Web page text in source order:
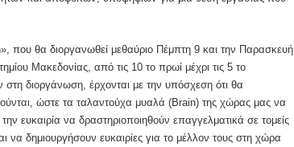
που θα διοργανωθεί μεθαύριο Πέμπτη 9 και την Παρασκευή
Μακεδονίας, από τις 10 το πρωί μέχρι τις 5 το
στη διοργάνωση, έρχονται με την υπόσχεση ότι θα
ώστε τα ταλαντούχα μυαλά (Brain) της χώρας μας να
ευκαιρία να δραστηριοποιηθούν επαγγελματικά σε τομείς
να δημιουργήσουν ευκαιρίες για το μέλλον τους στη χώρα